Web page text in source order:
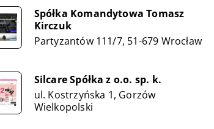
Spółka Komandytowa Tomasz
Kirczuk
Partyzantów 111/7, 51-679 Wrocław
Silcare Spółka z o.o. sp. k.
ul. Kostrzyńska 1, Gorzów
Wielkopolski